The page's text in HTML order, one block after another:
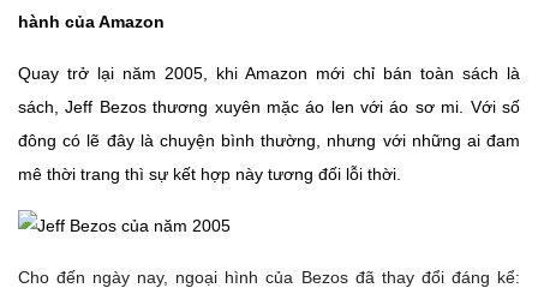
hành của Amazon
Quay trở lại năm 2005, khi Amazon mới chỉ bán toàn sách là
sách, Jeff Bezos thương xuyên mặc áo len với áo sơ mi. Với số
đông có lẽ đây là chuyện bình thường, nhưng với những ai đam
mê thời trang thì sự kết hợp này tương đối lỗi thời.
Cho đến ngày nay, ngoại hình của Bezos đã thay đổi đáng kể: